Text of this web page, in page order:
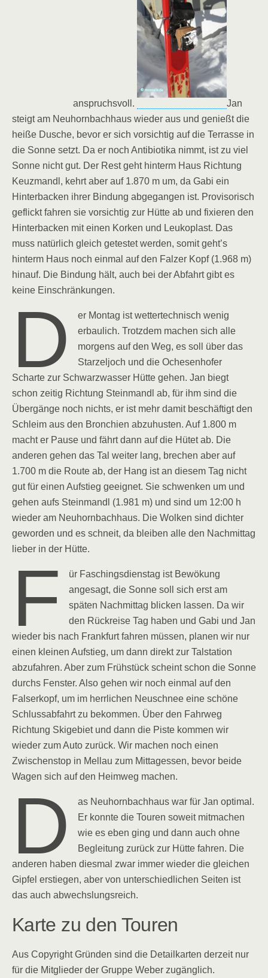
anspruchsvoll.
Jan
steigt am Neuhornbachhaus wieder aus und genießt die
heiße Dusche, bevor er sich vorsichtig auf die Terrasse in
die Sonne setzt. Da er noch Antibiotika nimmt, ist zu viel
Sonne nicht gut. Der Rest geht hinterm Haus Richtung
Keuzmandl, kehrt aber auf 1.870 m um, da Gabi ein
Hinterbacken ihrer Bindung abgegangen ist. Provisorisch
geflickt fahren sie vorsichtig zur Hütte ab und fixieren den
Hinterbacken mit einen Korken und Leukoplast. Das
muss natürlich gleich getestet werden, somit geht’s
hinterm Haus noch einmal auf den Falzer Kopf (1.968 m)
hinauf. Die Bindung hält, auch bei der Abfahrt gibt es
keine Einschränkungen.
D
er Montag ist wettertechnisch wenig
erbaulich. Trotzdem machen sich alle
morgens auf den Weg, es soll über das
Starzeljoch und die Ochesenhofer
Scharte zur Schwarzwasser Hütte gehen. Jan biegt
schon zeitig Richtung Steinmandl ab, für ihm sind die
Übergänge noch nichts, er ist mehr damit beschäftigt den
Schleim aus den Bronchien abzuhusten. Auf 1.800 m
macht er Pause und fährt dann auf die Hütet ab. Die
anderen gehen das Tal weiter lang, brechen aber auf
1.700 m die Route ab, der Hang ist an diesem Tag nicht
gut für einen Aufstieg geeignet. Sie schwenken um und
gehen aufs Steinmandl (1.981 m) und sind um 12:00 h
wieder am Neuhornbachhaus. Die Wolken sind dichter
geworden und es schneit, da bleiben alle den Nachmittag
lieber in der Hütte.
F
ür Faschingsdienstag ist Bewökung
angesagt, die Sonne soll sich erst am
späten Nachmittag blicken lassen. Da wir
den Rückreise Tag haben und Gabi und Jan
wieder bis nach Frankfurt fahren müssen, planen wir nur
einen kleinen Aufstieg, um dann direkt zur Talstation
abzufahren. Aber zum Frühstück scheint schon die Sonne
durchs Fenster. Also gehen wir noch einmal auf den
Falserkopf, um im herrlichen Neuschnee eine schöne
Schlussabfahrt zu bekommen. Über den Fahrweg
Richtung Skigebiet und dann die Piste kommen wir
wieder zum Auto zurück. Wir machen noch einen
Zwischenstop in Mellau zum Mittagessen, bevor beide
Wagen sich auf den Heimweg machen.
D
as Neuhornbachhaus war für Jan optimal.
Er konnte die Touren soweit mitmachen
wie es eben ging und dann auch ohne
Begleitung zurück zur Hütte fahren. Die
anderen haben diesmal zwar immer wieder die gleichen
Gipfel erstiegen, aber von unterschiedlichen Seiten ist
das auch abwechslungsreich.
Karte zu den Touren
Aus Copyright Gründen sind die Detailkarten derzeit nur
für die Mitglieder der Gruppe Weber zugänglich.